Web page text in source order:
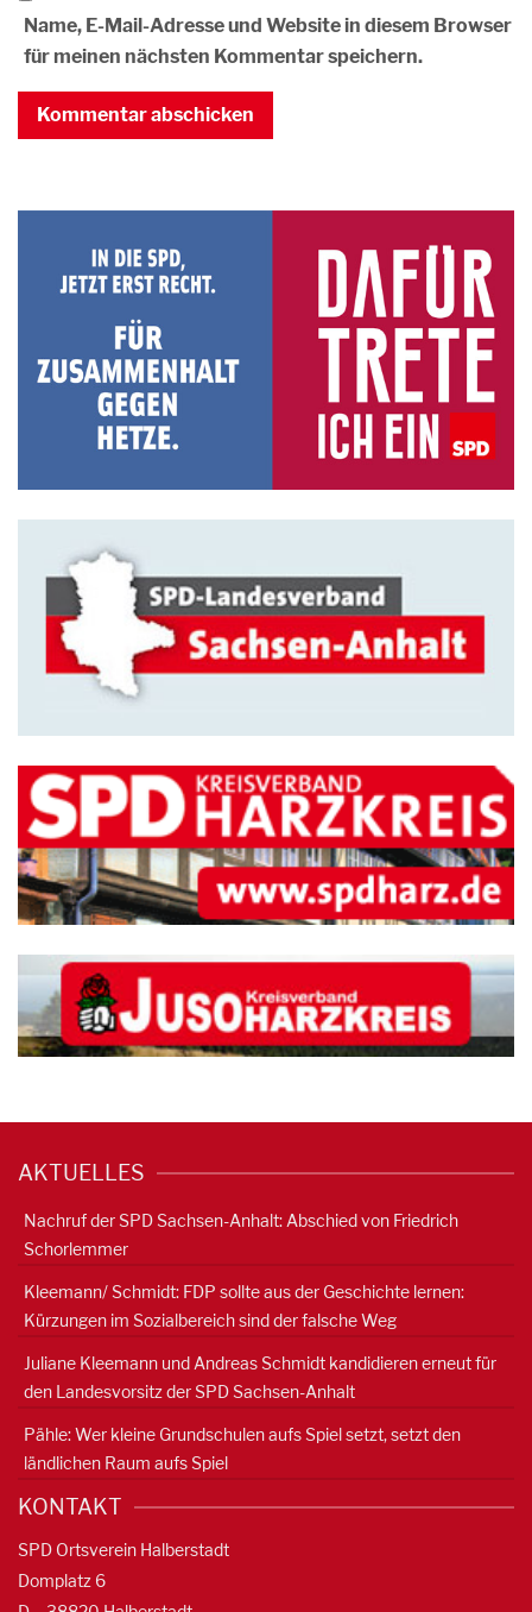
Name, E-Mail-Adresse und Website in diesem Browser
für meinen nächsten Kommentar speichern.
AKTUELLES
Nachruf der SPD Sachsen-Anhalt: Abschied von Friedrich
Schorlemmer
Kleemann/ Schmidt: FDP sollte aus der Geschichte lernen:
Kürzungen im Sozialbereich sind der falsche Weg
Juliane Kleemann und Andreas Schmidt kandidieren erneut für
den Landesvorsitz der SPD Sachsen-Anhalt
Pähle: Wer kleine Grundschulen aufs Spiel setzt, setzt den
ländlichen Raum aufs Spiel
KONTAKT
SPD Ortsverein Halberstadt
Domplatz 6